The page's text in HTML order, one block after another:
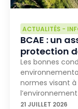
ACTUALITÉS -
BCAE : un
protection
Les bonnes
normes visant
21 JUILLET 2026